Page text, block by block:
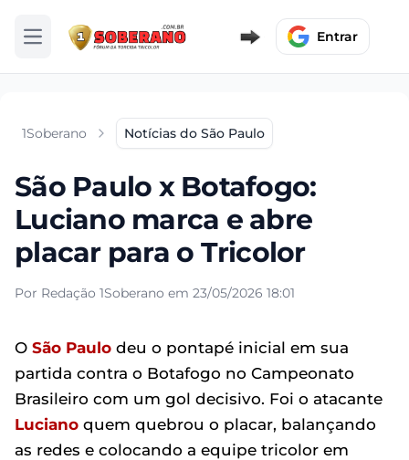
Abrir menu Entrar
1Soberano Notícias do São Paulo
São Paulo x Botafogo:
Luciano marca e abre
placar para o Tricolor
Por Redação 1Soberano em 23/05/2026 18:01
O São Paulo deu o pontapé inicial em sua
partida contra o Botafogo no Campeonato
Brasileiro com um gol decisivo. Foi o atacante
Luciano quem quebrou o placar, balançando
as redes e colocando a equipe tricolor em